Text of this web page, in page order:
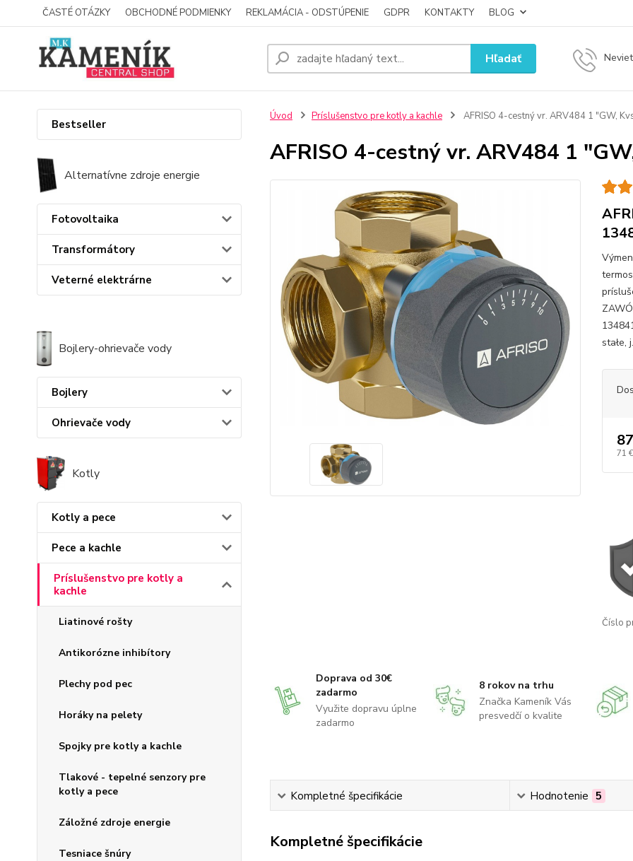
ČASTÉ OTÁZKY OBCHODNÉ PODMIENKY REKLAMÁCIA - ODSTÚPENIE GDPR KONTAKTY BLOG
Hľadať
Bestseller
Alternatívne zdroje energie
Fotovoltaika
Transformátory
Veterné elektrárne
Bojlery-ohrievače vody
Bojlery
Ohrievače vody
Kotly
Kotly a pece
Pece a kachle
Príslušenstvo pre kotly a
kachle
Liatinové rošty
Antikorózne inhibítory
Plechy pod pec
Horáky na pelety
Spojky pre kotly a kachle
Tlakové - tepelné senzory pre
kotly a pece
Záložné zdroje energie
Tesniace šnúry
Úvod Príslušenstvo pre kotly a kachle AFRISO 4-cestný vr. ARV484 1 "GW,
AFRISO 4-cestný vr. ARV484 1
stałe,
71 €
Číslo
Doprava od 30€
zadarmo
Využite dopravu úplne
zadarmo
8 rokov na trhu
Značka Kameník Vás
presvedčí o kvalite
Kompletné špecifikácie Hodnotenie 5
Kompletné špecifikácie